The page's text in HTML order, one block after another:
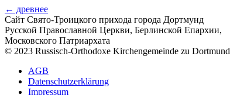
← древнее
Сайт Свято-Троицкого прихода города Дортмунд
Русской Православной Церкви, Берлинской Епархии,
Московского Патриархата
© 2023 Russisch-Orthodoxe Kirchengemeinde zu Dortmund
АGB
Datenschutzerklärung
Impressum